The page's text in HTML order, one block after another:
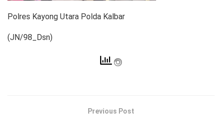
Polres Kayong Utara Polda Kalbar
(JN/98_Dsn)
Previous Post